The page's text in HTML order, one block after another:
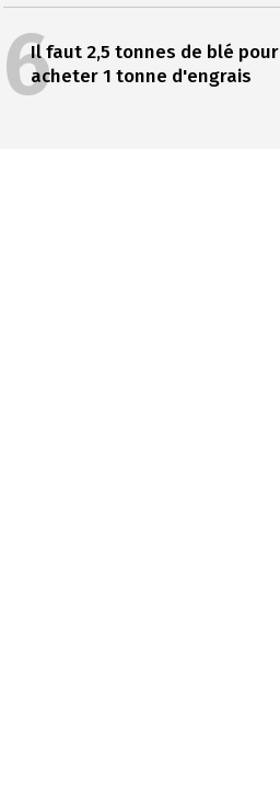
6Il faut 2,5 tonnes de blé pour
acheter 1 tonne d'engrais